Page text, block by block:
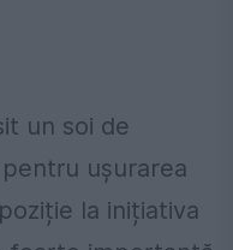
un soi de
ușurarea
la inițiativa